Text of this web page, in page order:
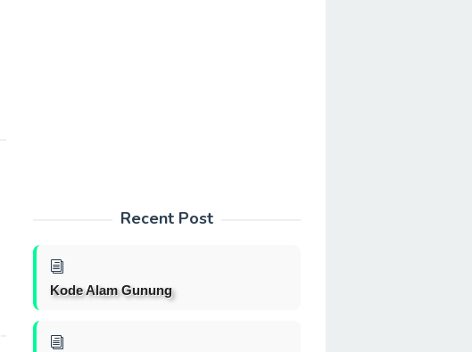
Recent Post
Kode Alam Gunung